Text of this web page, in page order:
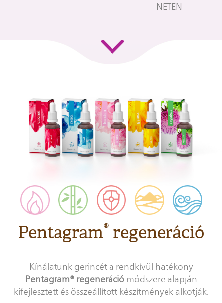
NETEN
Pentagram® regeneráció
Kínálatunk gerincét a rendkívül hatékony
Pentagram® regenerációmódszere alapján
kifejlesztett és összeállított készítmények alkotják.